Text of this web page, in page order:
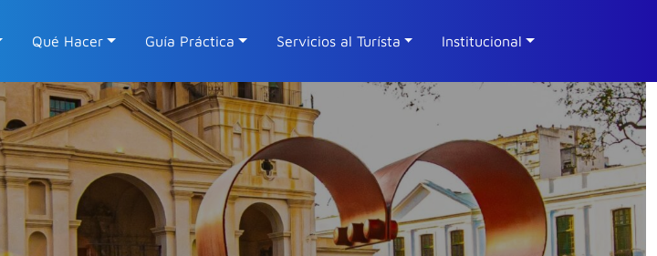
Qué Hacer Guía Práctica Servicios al Turísta Institucional